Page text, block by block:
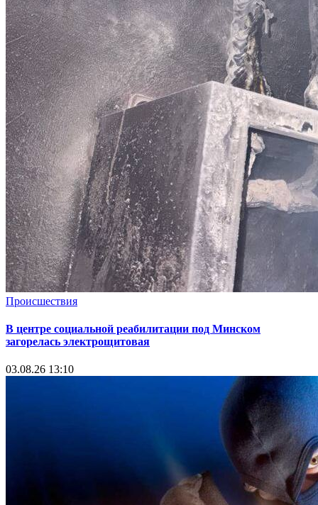
Происшествия
В центре социальной реабилитации под Минском
загорелась электрощитовая
03.08.26 13:10